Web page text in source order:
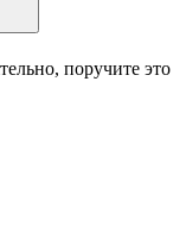
поручите это